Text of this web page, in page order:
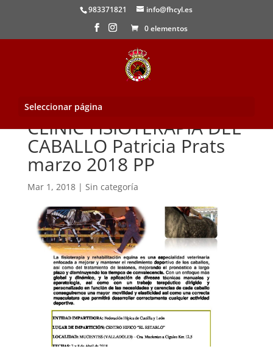
983371821
info@fhcyl.es
0 elementos
Seleccionar página
CLINIC FISIOTERAPIA DEL
CABALLO Patricia Prats
marzo 2018 PP
Mar 1, 2018| Sin categoría